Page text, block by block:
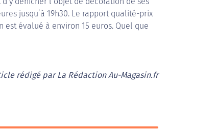
jusqu’à 19h30. Le rapport qualité-prix
est évalué à environ 15 euros. Quel que
rédigé par La Rédaction Au-Magasin.fr